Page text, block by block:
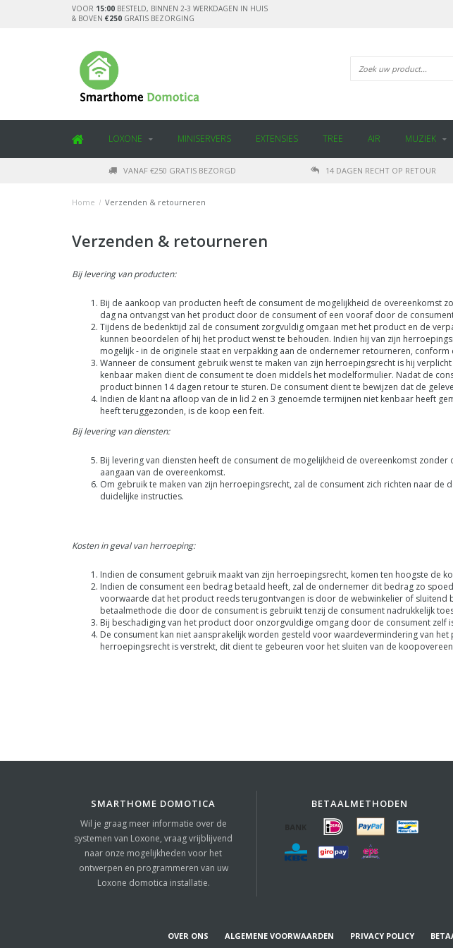
VOOR 15:00 BESTELD, BINNEN 2-3 WERKDAGEN IN HUIS
& BOVEN €250 GRATIS BEZORGING
LOXONE MINISERVERS EXTENSIES TREE AIR MUZIEK
VANAF €250 GRATIS BEZORGD 14 DAGEN RECHT OP RETOUR
Home / Verzenden & retourneren
Verzenden & retourneren
Bij levering van producten:
Bij de aankoop van producten heeft de consument de mogelijkheid de overeenkomst
dag na ontvangst van het product door de consument of een vooraf door de
Tijdens de bedenktijd zal de consument zorgvuldig omgaan met het product en de
kunnen beoordelen of hij het product wenst te behouden. Indien hij van zijn
mogelijk - in de originele staat en verpakking aan de ondernemer retourneren,
Wanneer de consument gebruik wenst te maken van zijn herroepingsrecht is hij
kenbaar maken dient de consument te doen middels het modelformulier. Nadat de
product binnen 14 dagen retour te sturen. De consument dient te bewijzen dat de
Indien de klant na afloop van de in lid 2 en 3 genoemde termijnen niet kenbaar heeft
heeft teruggezonden, is de koop een feit.
Bij levering van diensten:
Bij levering van diensten heeft de consument de mogelijkheid de overeenkomst
aangaan van de overeenkomst.
Om gebruik te maken van zijn herroepingsrecht, zal de consument zich richten naar
duidelijke instructies.
Kosten in geval van herroeping:
Indien de consument gebruik maakt van zijn herroepingsrecht, komen ten hoogste de
Indien de consument een bedrag betaald heeft, zal de ondernemer dit bedrag zo
voorwaarde dat het product reeds terugontvangen is door de webwinkelier of
betaalmethode die door de consument is gebruikt tenzij de consument nadrukkelijk
Bij beschadiging van het product door onzorgvuldige omgang door de consument
De consument kan niet aansprakelijk worden gesteld voor waardevermindering van
herroepingsrecht is verstrekt, dit dient te gebeuren voor het sluiten van de
SMARTHOME DOMOTICA
Wil je graag meer informatie over de
systemen van Loxone, vraag vrijblijvend
naar onze mogelijkheden voor het
ontwerpen en programmeren van uw
Loxone domotica installatie.
BETAALMETHODEN
OVER ONS ALGEMENE VOORWAARDEN PRIVACY POLICY